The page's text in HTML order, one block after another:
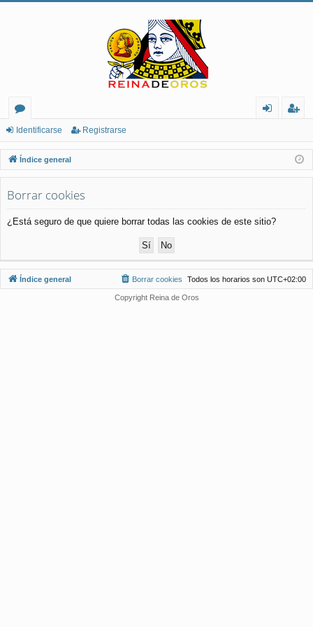
or
os
nt
ifi
rs
ist
ra
Identificarse Registrarse
Índice general
Borrar cookies
¿Está seguro de que quiere borrar todas las cookies de este sitio?
Índice general Todos los horarios son UTC+02:00
Borrar cookies
Copyright Reina de Oros